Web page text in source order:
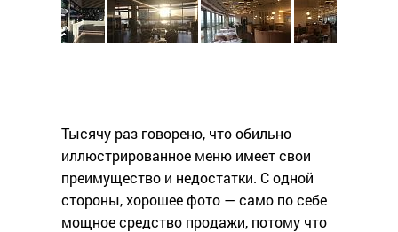
Тысячу раз говорено, что обильно
иллюстрированное меню имеет свои
преимущество и недостатки. С одной
стороны, хорошее фото — само по себе
мощное средство продажи, потому что